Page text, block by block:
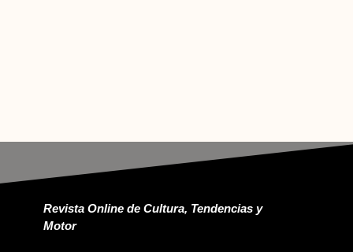
Revista Online de Cultura, Tendencias y
Motor